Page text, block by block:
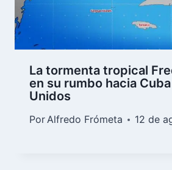
La tormenta tropical
en su rumbo hacia
Unidos
PorAlfredo Frómeta 12 de